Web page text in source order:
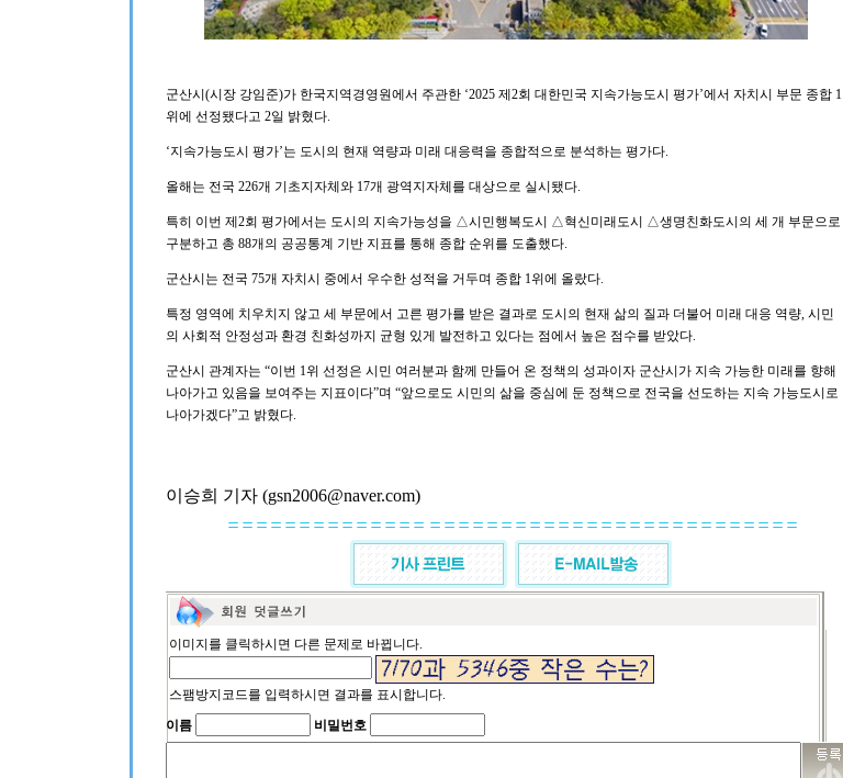
군산시(시장 강임준)가 한국지역경영원에서 주관한 ‘2025 제2회 대한민국 지속가능도시 평가’에서 자치시 부문 종합 1
위에 선정됐다고 2일 밝혔다.
‘지속가능도시 평가’는 도시의 현재 역량과 미래 대응력을 종합적으로 분석하는 평가다.
올해는 전국 226개 기초지자체와 17개 광역지자체를 대상으로 실시됐다.
특히 이번 제2회 평가에서는 도시의 지속가능성을 △시민행복도시 △혁신미래도시 △생명친화도시의 세 개 부문으로
구분하고 총 88개의 공공통계 기반 지표를 통해 종합 순위를 도출했다.
군산시는 전국 75개 자치시 중에서 우수한 성적을 거두며 종합 1위에 올랐다.
특정 영역에 치우치지 않고 세 부문에서 고른 평가를 받은 결과로 도시의 현재 삶의 질과 더불어 미래 대응 역량, 시민
의 사회적 안정성과 환경 친화성까지 균형 있게 발전하고 있다는 점에서 높은 점수를 받았다.
군산시 관계자는 “이번 1위 선정은 시민 여러분과 함께 만들어 온 정책의 성과이자 군산시가 지속 가능한 미래를 향해
나아가고 있음을 보여주는 지표이다”며 “앞으로도 시민의 삶을 중심에 둔 정책으로 전국을 선도하는 지속 가능도시로
나아가겠다”고 밝혔다.
이승희 기자 (gsn2006@naver.com)
이미지를 클릭하시면 다른 문제로 바뀝니다.
스팸방지코드를 입력하시면 결과를 표시합니다.
이름
비밀번호